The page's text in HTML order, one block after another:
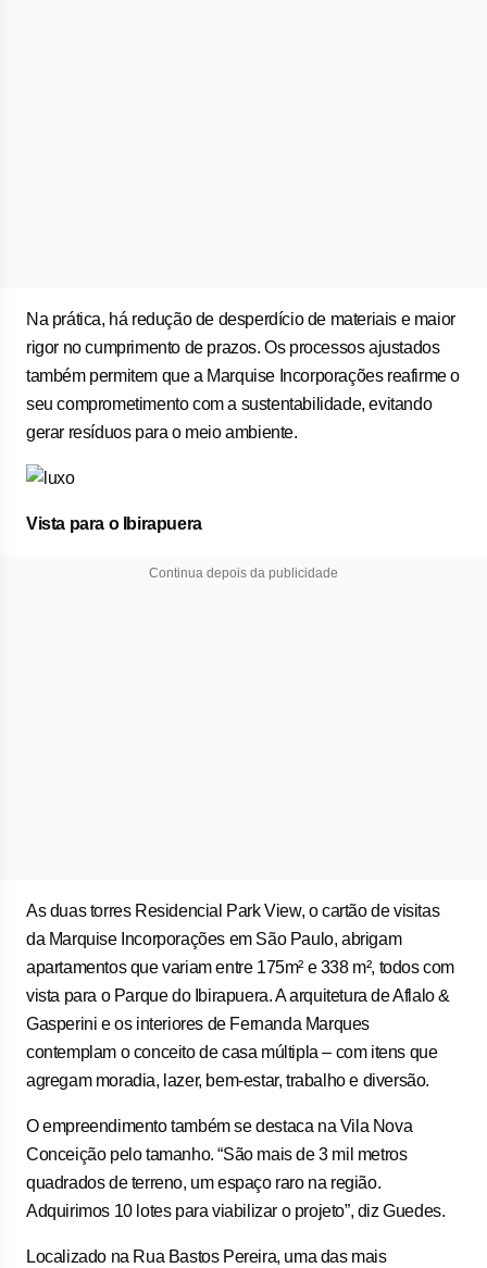
Na prática, há redução de desperdício de materiais e maior
rigor no cumprimento de prazos. Os processos ajustados
também permitem que a Marquise Incorporações reafirme o
seu comprometimento com a sustentabilidade, evitando
gerar resíduos para o meio ambiente.
Vista para o Ibirapuera
Continua depois da publicidade
As duas torres Residencial Park View, o cartão de visitas
da Marquise Incorporações em São Paulo, abrigam
apartamentos que variam entre 175m² e 338 m², todos com
vista para o Parque do Ibirapuera. A arquitetura de Aflalo &
Gasperini e os interiores de Fernanda Marques
contemplam o conceito de casa múltipla – com itens que
agregam moradia, lazer, bem-estar, trabalho e diversão.
O empreendimento também se destaca na Vila Nova
Conceição pelo tamanho. “São mais de 3 mil metros
quadrados de terreno, um espaço raro na região.
Adquirimos 10 lotes para viabilizar o projeto”, diz Guedes.
Localizado na Rua Bastos Pereira, uma das mais